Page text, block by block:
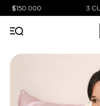
3 CUOTAS SIN